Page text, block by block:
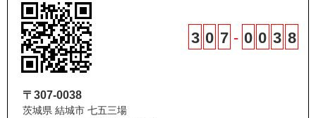
3 0 7 - 0 0 3 8
〒307-0038
茨城県 結城市 七五三場